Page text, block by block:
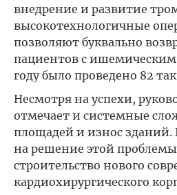
внедрение и развитие
высокотехнологичные
позволяют буквально
пациентов с ишемическим
году было проведено 82
Несмотря на успехи,
отмечает и системные
площадей и износ зданий.
на решение этой проблемы
строительство нового
кардиохирургического